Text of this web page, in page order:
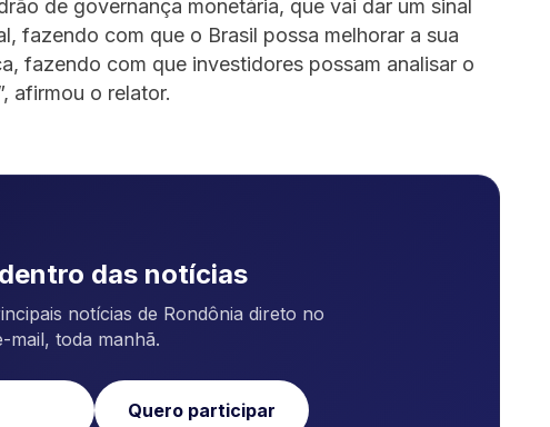
de governança monetária, que vai dar um sinal
fazendo com que o Brasil possa melhorar a sua
fazendo com que investidores possam analisar o
afirmou o relator.
das notícias
notícias de Rondônia direto no
mail, toda manhã.
Quero participar